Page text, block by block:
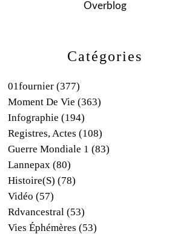
Catégories
01fournier (377)
Moment De Vie (363)
Infographie (194)
Registres, Actes (108)
Guerre Mondiale 1 (83)
Lannepax (80)
Histoire(s) (78)
Vidéo (57)
Rdvancestral (53)
Vies Éphémères (53)
Overblog